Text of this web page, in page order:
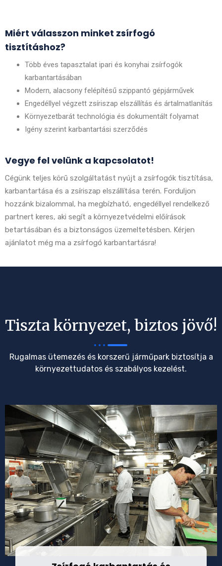
Miért válasszon minket zsírfogó
tisztításhoz?
Több éves tapasztalat ipari és konyhai zsírfogók
karbantartásában
Modern, alacsony felépítésű szippantó gépjárművek
Engedéllyel végzett zsíriszap elszállítás és ártalmatlanítás
Környezetbarát technológia és dokumentált folyamat
Igény szerint karbantartási szerződés
Vegye fel velünk a kapcsolatot!
Cégünk teljes körű szolgáltatást nyújt a zsírfogók tisztítása,
karbantartása és a zsíriszap elszállítása terén. Forduljon
hozzánk bizalommal, ha megbízható, engedéllyel rendelkező
partnert keres, aki segít a környezetvédelmi előírások
betartásában és a biztonságos üzemeltetésben. Kérjen
ajánlatot még ma a zsírfogó karbantartásra!
Tiszta környezet, biztos jövő!
Rugalmas ütemezés és korszerű járműpark biztosítja a
környezettudatos és szabályos kezelést.